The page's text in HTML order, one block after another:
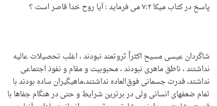
پاسخ در کتاب میکا ۷:۲ می‌ فرماید : آیا روح خدا قاصر است ؟
شاگردان عیسی مسیح اکثراً ثروتمند نبودند ، اغلب تحصیلات عالیه
نداشتند ، ناطق ماهری نبودند ، محبوبیت و مقام و نفوذ اجتماعی
نداشتد، قدرت جسمانی فوق‌العاده نداشتند،ماهیگیران ساده بودند با
تمام ضعفهای انسانی ولی در برترین شرایط و حتی در هنگام جفاها با